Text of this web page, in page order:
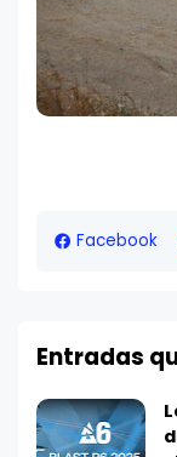
Facebook
Entradas